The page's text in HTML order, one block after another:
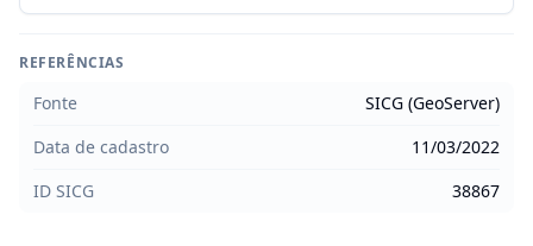
REFERÊNCIAS
Fonte
SICG (GeoServer)
Data de cadastro
11/03/2022
ID SICG
38867